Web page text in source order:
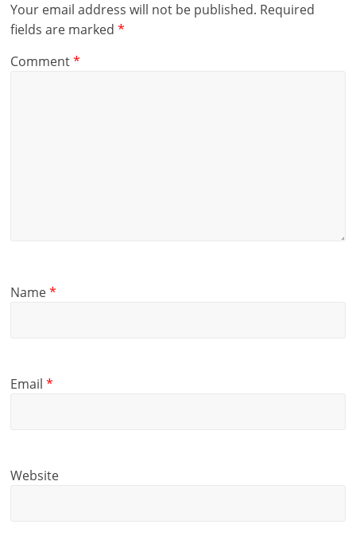
Your email address will not be published. Required
fields are marked*
Comment*
Name*
Email*
Website